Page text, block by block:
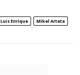
Luis Enrique
Mikel Arteta